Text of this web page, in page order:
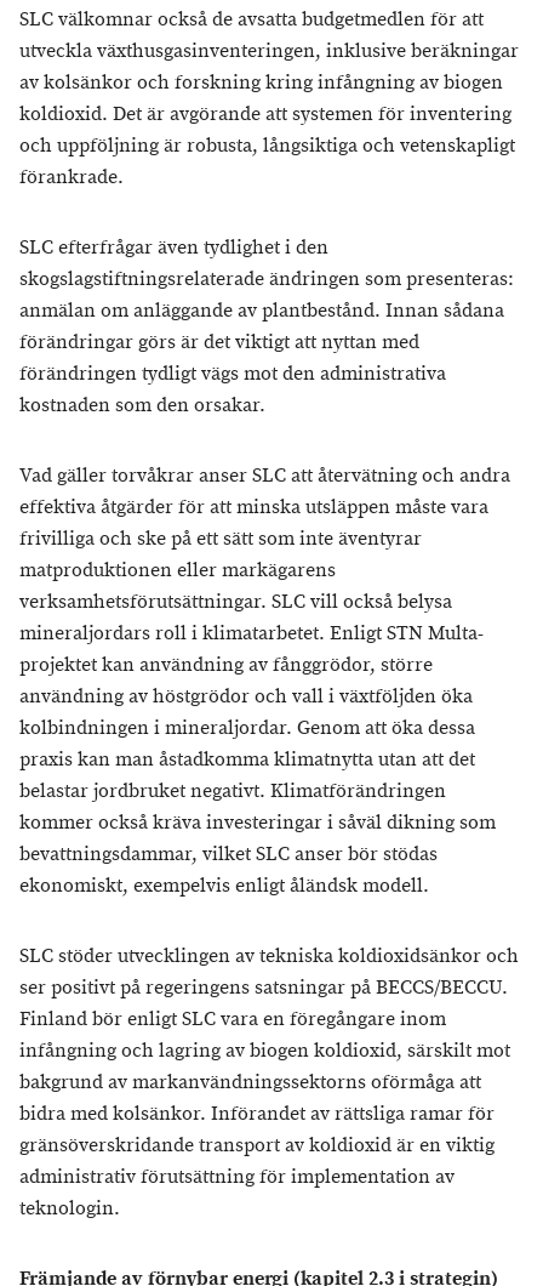
SLC välkomnar också de avsatta budgetmedlen för att
utveckla växthusgasinventeringen, inklusive beräkningar
av kolsänkor och forskning kring infångning av biogen
koldioxid. Det är avgörande att systemen för inventering
och uppföljning är robusta, långsiktiga och vetenskapligt
förankrade.
SLC efterfrågar även tydlighet i den
skogslagstiftningsrelaterade ändringen som presenteras:
anmälan om anläggande av plantbestånd. Innan sådana
förändringar görs är det viktigt att nyttan med
förändringen tydligt vägs mot den administrativa
kostnaden som den orsakar.
Vad gäller torvåkrar anser SLC att återvätning och andra
effektiva åtgärder för att minska utsläppen måste vara
frivilliga och ske på ett sätt som inte äventyrar
matproduktionen eller markägarens
verksamhetsförutsättningar. SLC vill också belysa
mineraljordars roll i klimatarbetet. Enligt STN Multa-
projektet kan användning av fånggrödor, större
användning av höstgrödor och vall i växtföljden öka
kolbindningen i mineraljordar. Genom att öka dessa
praxis kan man åstadkomma klimatnytta utan att det
belastar jordbruket negativt. Klimatförändringen
kommer också kräva investeringar i såväl dikning som
bevattningsdammar, vilket SLC anser bör stödas
ekonomiskt, exempelvis enligt åländsk modell.
SLC stöder utvecklingen av tekniska koldioxidsänkor och
ser positivt på regeringens satsningar på BECCS/BECCU.
Finland bör enligt SLC vara en föregångare inom
infångning och lagring av biogen koldioxid, särskilt mot
bakgrund av markanvändningssektorns oförmåga att
bidra med kolsänkor. Införandet av rättsliga ramar för
gränsöverskridande transport av koldioxid är en viktig
administrativ förutsättning för implementation av
teknologin.
Främjande av förnybar energi (kapitel 2.3 i strategin)